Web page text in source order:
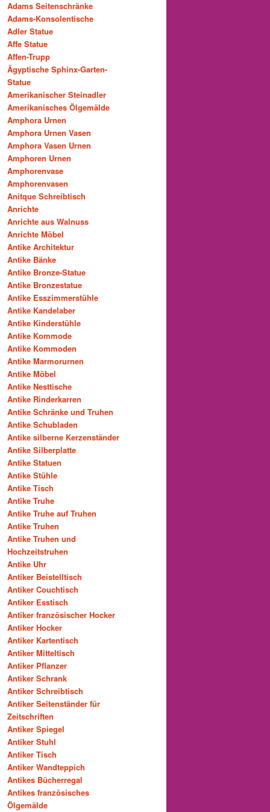
Adams Seitenschränke
Adams-Konsolentische
Adler Statue
Affe Statue
Affen-Trupp
Ägyptische Sphinx-Garten-
Statue
Amerikanischer Steinadler
Amerikanisches Ölgemälde
Amphora Urnen
Amphora Urnen Vasen
Amphora Vasen Urnen
Amphoren Urnen
Amphorenvase
Amphorenvasen
Anitque Schreibtisch
Anrichte
Anrichte aus Walnuss
Anrichte Möbel
Antike Architektur
Antike Bänke
Antike Bronze-Statue
Antike Bronzestatue
Antike Esszimmerstühle
Antike Kandelaber
Antike Kinderstühle
Antike Kommode
Antike Kommoden
Antike Marmorurnen
Antike Möbel
Antike Nesttische
Antike Rinderkarren
Antike Schränke und Truhen
Antike Schubladen
Antike silberne Kerzenständer
Antike Silberplatte
Antike Statuen
Antike Stühle
Antike Tisch
Antike Truhe
Antike Truhe auf Truhen
Antike Truhen
Antike Truhen und
Hochzeitstruhen
Antike Uhr
Antiker Beistelltisch
Antiker Couchtisch
Antiker Esstisch
Antiker französischer Hocker
Antiker Hocker
Antiker Kartentisch
Antiker Mitteltisch
Antiker Pflanzer
Antiker Schrank
Antiker Schreibtisch
Antiker Seitenständer für
Zeitschriften
Antiker Spiegel
Antiker Stuhl
Antiker Tisch
Antiker Wandteppich
Antikes Bücherregal
Antikes französisches
Ölgemälde